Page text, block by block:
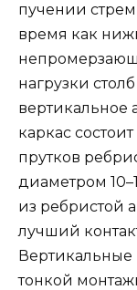
пучении
время как
нагрузки
каркас
прутков
диаметром
из ребристой
лучший
Вертикальные
тонкой